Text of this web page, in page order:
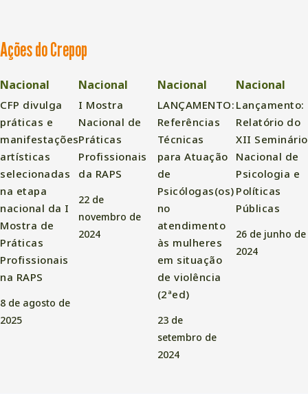
Ações do Crepop
Nacional
CFP divulga
práticas e
manifestações
artísticas
selecionadas
na etapa
nacional da I
Mostra de
Práticas
Profissionais
na RAPS
8 de agosto de
2025
Nacional
I Mostra
Nacional de
Práticas
Profissionais
da RAPS
22 de
novembro de
2024
Nacional
LANÇAMENTO:
Referências
Técnicas
para Atuação
de
Psicólogas(os)
no
atendimento
às mulheres
em situação
de violência
(2ªed)
23 de
setembro de
2024
Nacional
Lançamento:
Relatório do
XII Seminário
Nacional de
Psicologia e
Políticas
Públicas
26 de junho de
2024